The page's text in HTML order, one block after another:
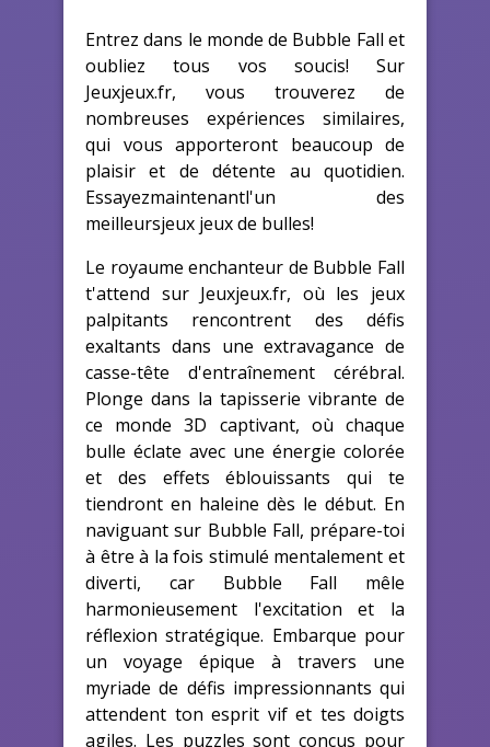
Entrez dans le monde de Bubble Fall et
oubliez tous vos soucis! Sur
Jeuxjeux.fr, vous trouverez de
nombreuses expériences similaires,
qui vous apporteront beaucoup de
plaisir et de détente au quotidien.
Essayezmaintenantl'un des
meilleursjeux jeux de bulles!
Le royaume enchanteur de Bubble Fall
t'attend sur Jeuxjeux.fr, où les jeux
palpitants rencontrent des défis
exaltants dans une extravagance de
casse-tête d'entraînement cérébral.
Plonge dans la tapisserie vibrante de
ce monde 3D captivant, où chaque
bulle éclate avec une énergie colorée
et des effets éblouissants qui te
tiendront en haleine dès le début. En
naviguant sur Bubble Fall, prépare-toi
à être à la fois stimulé mentalement et
diverti, car Bubble Fall mêle
harmonieusement l'excitation et la
réflexion stratégique. Embarque pour
un voyage épique à travers une
myriade de défis impressionnants qui
attendent ton esprit vif et tes doigts
agiles. Les puzzles sont conçus pour